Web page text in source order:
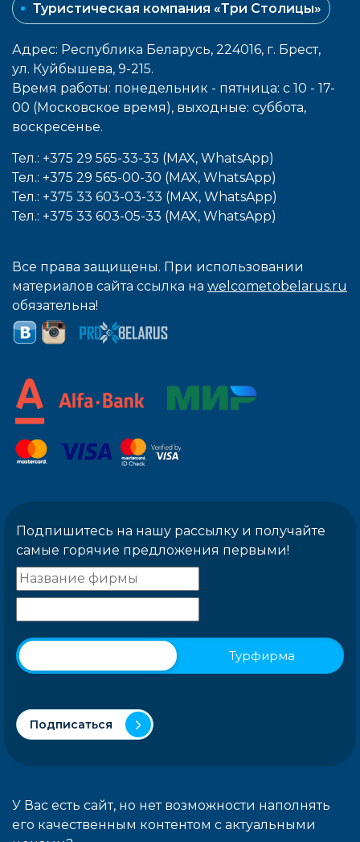
Туристическая компания «Три Столицы»
Адрес: Республика Беларусь, 224016, г. Брест,
ул. Куйбышева, 9-215.
Время работы: понедельник - пятница: с 10 - 17-
00 (Московское время), выходные: cуббота,
воcкресенье.
Тел.: +375 29 565-33-33 (MAX, WhatsApp)
Тел.: +375 29 565-00-30 (MAX, WhatsApp)
Тел.: +375 33 603-03-33 (MAX, WhatsApp)
Тел.: +375 33 603-05-33 (MAX, WhatsApp)
Все права защищены. При использовании
материалов сайта ссылка на welcometobelarus.ru
обязательна!
Подпишитесь на нашу рассылку и получайте
самые горячие предложения первыми!
Турфирма
Подписаться
У Вас есть сайт, но нет возможности наполнять
его качественным контентом с актуальными